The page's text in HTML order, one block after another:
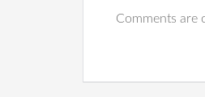
Comments are